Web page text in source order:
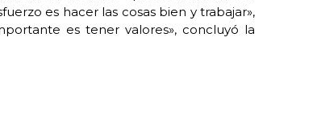
es hacer las cosas bien y trabajar»,
es tener valores», concluyó la